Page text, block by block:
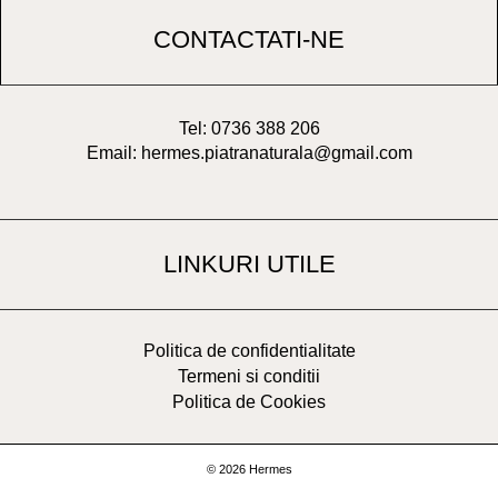
CONTACTATI-NE
Tel: 0736 388 206
Email: hermes.piatranaturala@gmail.com
LINKURI UTILE
Politica de confidentialitate
Termeni si conditii
Politica de Cookies
© 2026 Hermes